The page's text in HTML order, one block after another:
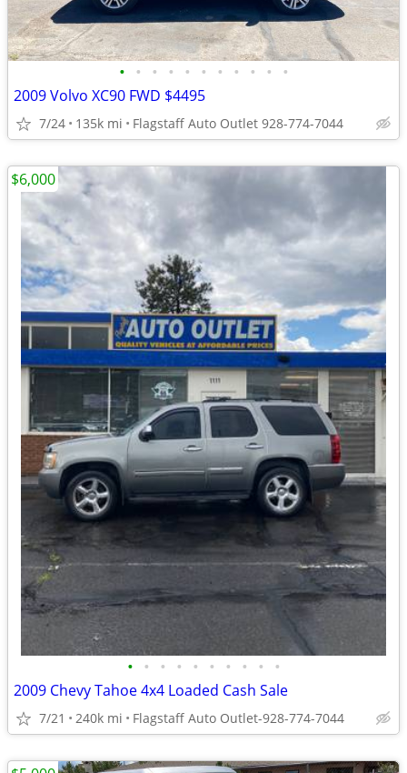
• • • • • • • • • • •
2009 Volvo XC90 FWD $4495
7/24 135k mi Flagstaff Auto Outlet 928-774-7044
• • • • • • • • • •
2009 Chevy Tahoe 4x4 Loaded Cash Sale
7/21 240k mi Flagstaff Auto Outlet-928-774-7044
$6,000